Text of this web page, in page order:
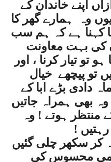
اپنے خاندان کے
وہ
ہمارے گھر کا
کہنا ہے کہ ہم سب
کی بہت معاونت
تو تیار کرنا ، اور
تو پیچھے خیال
دادی بڑے ابا کے
وہ بھی ہمراہ جاتیں
منتظر ہوتے ! وہ
!
کر سکھر چلی گئیں
کمی محسوس کی